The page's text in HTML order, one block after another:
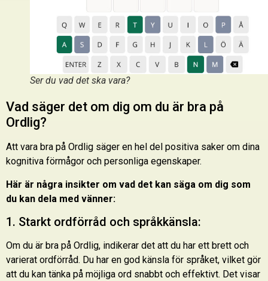
Ser du vad det ska vara?
Vad säger det om dig om du är bra på
Ordlig?
Att vara bra på Ordlig säger en hel del positiva saker om dina
kognitiva förmågor och personliga egenskaper.
Här är några insikter om vad det kan säga om dig som
du kan dela med vänner:
1. Starkt ordförråd och språkkänsla:
Om du är bra på Ordlig, indikerar det att du har ett brett och
varierat ordförråd. Du har en god känsla för språket, vilket gör
att du kan tänka på möjliga ord snabbt och effektivt. Det visar